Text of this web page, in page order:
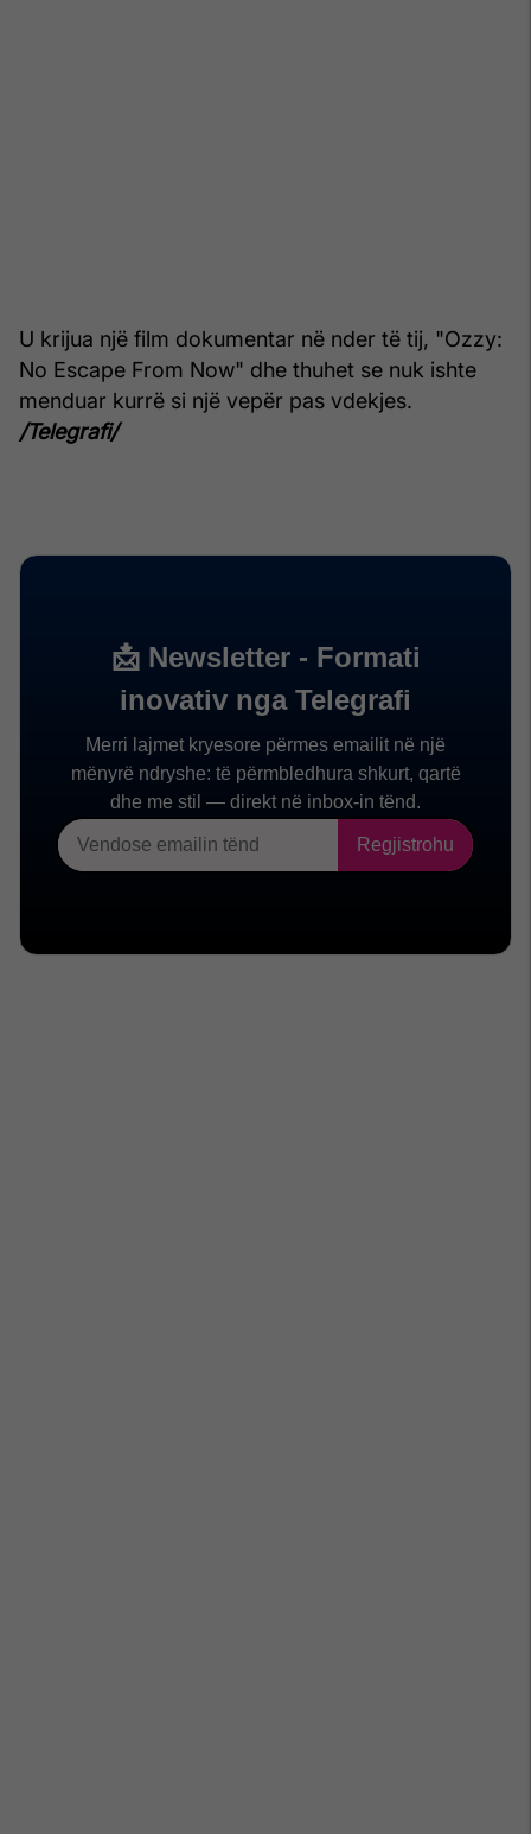
U krijua një film dokumentar në nder të tij, "Ozzy:
No Escape From Now" dhe thuhet se nuk ishte
menduar kurrë si një vepër pas vdekjes.
/Telegrafi/